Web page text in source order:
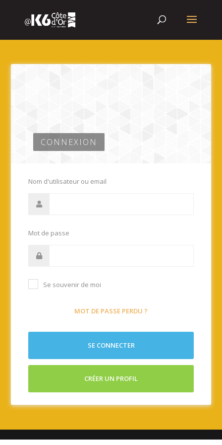
CONNEXION
Nom d'utilisateur ou email
Mot de passe
Se souvenir de moi
MOT DE PASSE PERDU ?
SE CONNECTER
CRÉER UN PROFIL